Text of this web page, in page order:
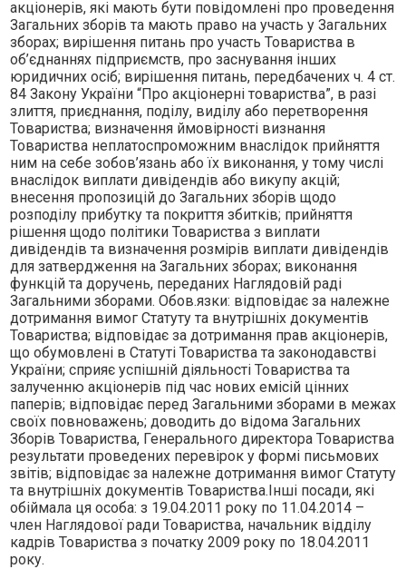
акцiонерiв, якi мають бути повiдомленi про проведення
Загальних зборiв та мають право на участь у Загальних
зборах; вирiшення питань про участь Товариства в
об’єднаннях пiдприємств, про заснування iнших
юридичних осiб; вирiшення питань, передбачених ч. 4 ст.
84 Закону України “Про акцiонернi товариства”, в разi
злиття, приєднання, подiлу, видiлу або перетворення
Товариства; визначення ймовiрностi визнання
Товариства неплатоспроможним внаслiдок прийняття
ним на себе зобов’язань або їх виконання, у тому числi
внаслiдок виплати дивiдендiв або викупу акцiй;
внесення пропозицiй до Загальних зборiв щодо
розподiлу прибутку та покриття збиткiв; прийняття
рiшення щодо полiтики Товариства з виплати
дивiдендiв та визначення розмiрiв виплати дивiдендiв
для затвердження на Загальних зборах; виконання
функцiй та доручень, переданих Наглядовiй радi
Загальними зборами. Обов.язки: вiдповiдає за належне
дотримання вимог Статуту та внутрiшнiх документiв
Товариства; вiдповiдає за дотримання прав акцiонерiв,
що обумовленi в Статутi Товариства та законодавствi
України; сприяє успiшнiй дiяльностi Товариства та
залученню акцiонерiв пiд час нових емiсiй цiнних
паперiв; вiдповiдає перед Загальними зборами в межах
своїх повноважень; доводить до вiдома Загальних
Зборiв Товариства, Генерального директора Товариства
результати проведених перевiрок у формi письмових
звiтiв; вiдповiдає за належне дотримання вимог Статуту
та внутрiшнiх документiв Товариства.Iншi посади, якi
обiймала ця особа: з 19.04.2011 року по 11.04.2014 –
член Наглядової ради Товариства, начальник вiддiлу
кадрiв Товариства з початку 2009 року по 18.04.2011
року.